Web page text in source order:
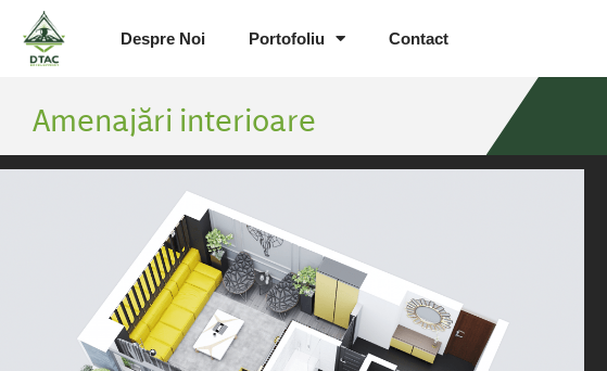
Despre Noi Portofoliu Contact
Amenajări interioare